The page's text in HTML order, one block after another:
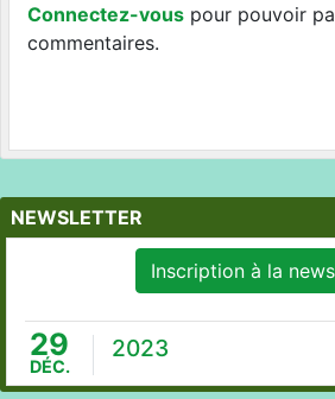
Connectez-vous pour pouvoir
commentaires.
NEWSLETTER
Inscription à la
29
DÉC.
2023